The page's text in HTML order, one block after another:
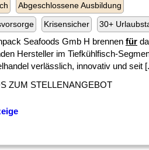
Abgeschlossene Ausbildung
Krisensicher 30+
Seafoods Gmb H brennen für
Hersteller im Tiefkühlfisch-
verlässlich, innovativ und seit
ZUM STELLENANGEBOT